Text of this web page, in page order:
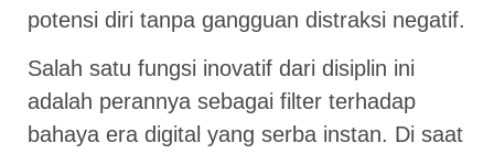
potensi diri tanpa gangguan distraksi negatif.
Salah satu fungsi inovatif dari disiplin ini
adalah perannya sebagai filter terhadap
bahaya era digital yang serba instan. Di saat